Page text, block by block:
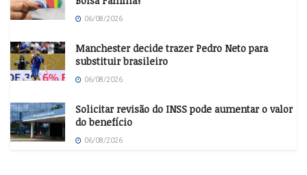
06/08/2026
Manchester decide trazer Pedro Neto para
substituir brasileiro
06/08/2026
Solicitar revisão do INSS pode aumentar o valor
do benefício
06/08/2026